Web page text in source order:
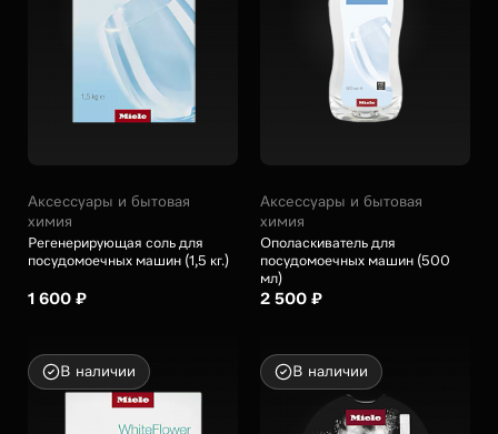
Аксессуары и бытовая
химия
Регенерирующая соль для
посудомоечных машин (1,5 кг.)
1 600 ₽
Аксессуары и бытовая
химия
Ополаскиватель для
посудомоечных машин (500
мл)
2 500 ₽
В наличии В наличии